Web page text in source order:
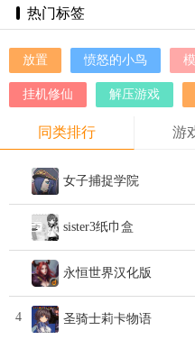
热门标签
放置 愤怒的小鸟
挂机修仙 解压游戏
同类排行 游
女子捕捉学院
sister3纸巾盒
永恒世界汉化版
4 圣骑士莉卡物语